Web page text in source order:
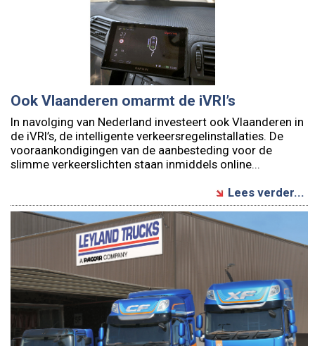
Ook Vlaanderen omarmt de iVRI’s
In navolging van Nederland investeert ook Vlaanderen in
de iVRI’s, de intelligente verkeersregelinstallaties. De
vooraankondigingen van de aanbesteding voor de
slimme verkeerslichten staan inmiddels online...
Lees verder...